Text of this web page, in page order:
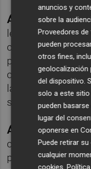
Álex Muñoz: Tras
levantinista, el
compromiso con
partidos oficiales
como jugador del
lateral como de
seguro al
Álex Valle:
campaña, Álex
partidos en la
anuncios y
sobre la
Proveedores
pueden
otros fines,
del dispositivo.
solo a este
pueden
lugar del
oponerse en
Puede retirar
cualquier
cookies .